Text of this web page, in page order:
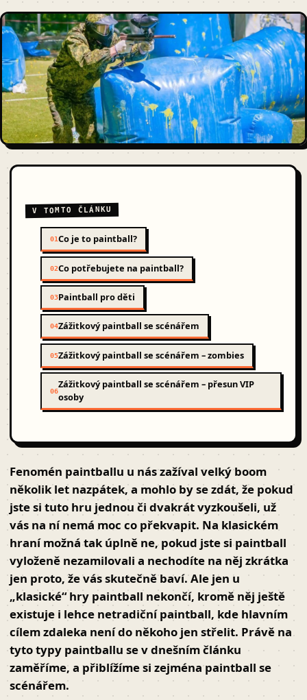
V TOMTO ČLÁNKU
01Co je to paintball?
02Co potřebujete na paintball?
03Paintball pro děti
04Zážitkový paintball se scénářem
05Zážitkový paintball se scénářem – zombies
06
Zážitkový paintball se scénářem – přesun VIP
osoby
Fenomén paintballu u nás zažíval velký boom
několik let nazpátek, a mohlo by se zdát, že pokud
jste si tuto hru jednou či dvakrát vyzkoušeli, už
vás na ní nemá moc co překvapit. Na klasickém
hraní možná tak úplně ne, pokud jste si paintball
vyloženě nezamilovali a nechodíte na něj zkrátka
jen proto, že vás skutečně baví. Ale jen u
„klasické“ hry paintball nekončí, kromě něj ještě
existuje i lehce netradiční paintball, kde hlavním
cílem zdaleka není do někoho jen střelit. Právě na
tyto typy paintballu se v dnešním článku
zaměříme, a přiblížíme si zejména paintball se
scénářem.